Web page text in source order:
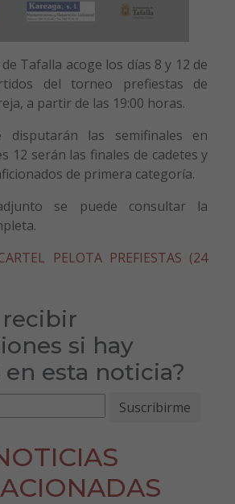
Tafalla acoge los días 8 y 12 de
del torneo prefiestas de
a partir de las 19:00 horas.
las semifinales en
12 serán las finales de cadetes y
de primera categoría.
se puede consultar la
PELOTA PREFIESTAS (24
recibir
si hay
esta noticia?